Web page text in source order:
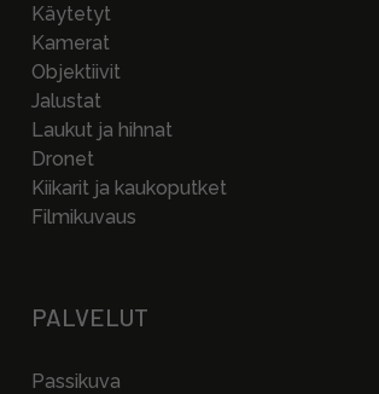
Käytetyt
Kamerat
Objektiivit
Jalustat
Laukut ja hihnat
Dronet
Kiikarit ja kaukoputket
Filmikuvaus
PALVELUT
Passikuva